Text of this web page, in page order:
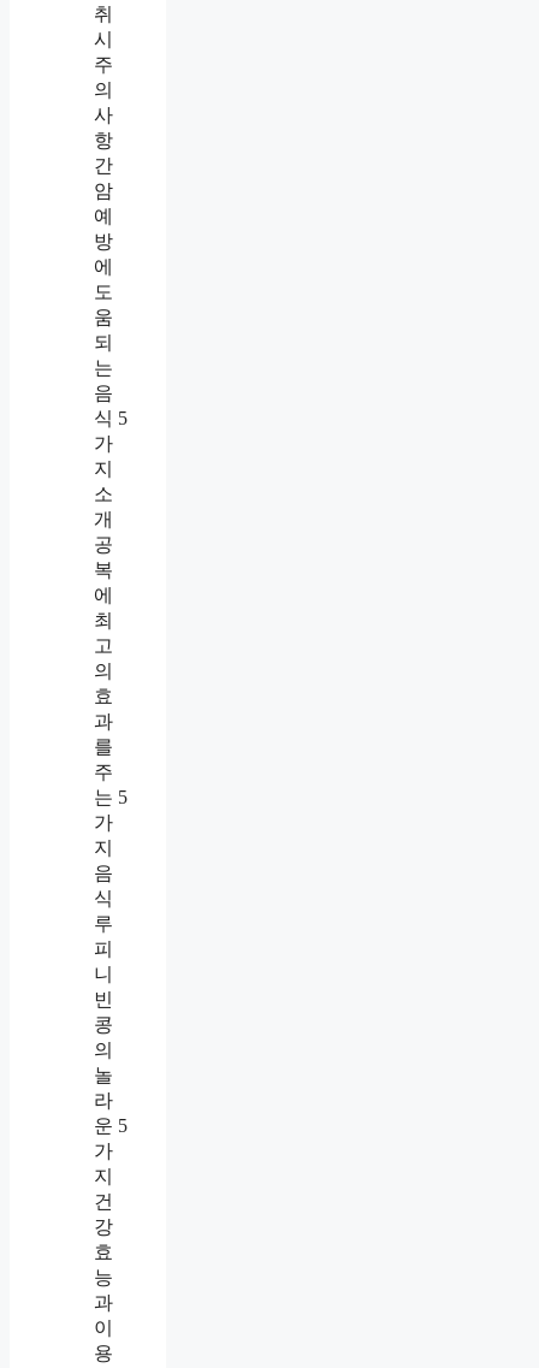
취
시
주
의
사
항
간
암
예
방
에
도
움
되
는
음
식 5
가
지
소
개
공
복
에
최
고
의
효
과
를
주
는 5
가
지
음
식
루
피
니
빈
콩
의
놀
라
운 5
가
지
건
강
효
능
과
이
용